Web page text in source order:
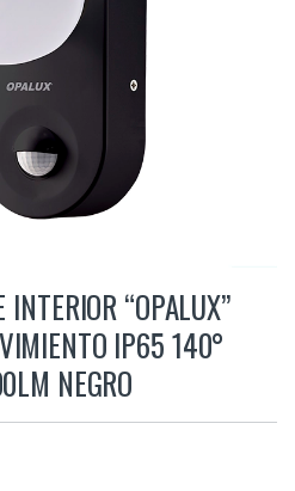
INTERIOR “OPALUX”
IP65 140°
NEGRO